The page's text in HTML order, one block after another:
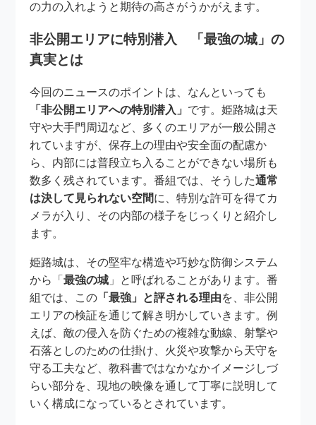
の力の入れようと期待の高さがうかがえます。
非公開エリアに特別潜入 「最強の城」の
真実とは
今回のニュースのポイントは、なんといっても
「非公開エリアへの特別潜入」 です。姫路城は天
守や大手門周辺など、多くのエリアが一般公開さ
れていますが、保存上の理由や安全面の配慮か
ら、内部には普段立ち入ることができない場所も
数多く残されています。番組では、そうした通常
は決して見られない空間に、特別な許可を得てカ
メラが入り、その内部の様子をじっくりと紹介し
ます。
姫路城は、その堅牢な構造や巧妙な防御システム
から「最強の城 」と呼ばれることがあります。番
組では、この 「最強」と評される理由を、非公開
エリアの検証を通じて解き明かしていきます。例
えば、敵の侵入を防ぐための複雑な動線、射撃や
石落としのための仕掛け、火災や攻撃から天守を
守る工夫など、教科書ではなかなかイメージしづ
らい部分を、現地の映像を通して丁寧に説明して
いく構成になっているとされています。